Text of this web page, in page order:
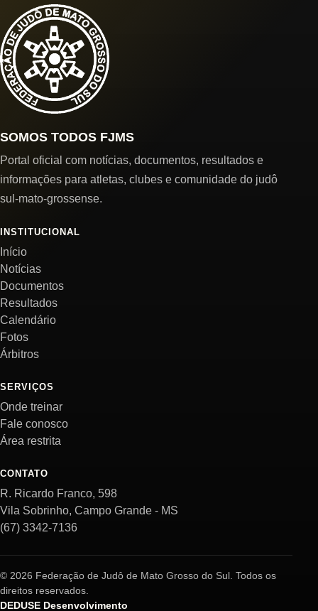
SOMOS TODOS FJMS
Portal oficial com notícias, documentos, resultados e
informações para atletas, clubes e comunidade do judô
sul-mato-grossense.
INSTITUCIONAL
Início
Notícias
Documentos
Resultados
Calendário
Fotos
Árbitros
SERVIÇOS
Onde treinar
Fale conosco
Área restrita
CONTATO
R. Ricardo Franco, 598
Vila Sobrinho, Campo Grande - MS
(67) 3342-7136
© 2026 Federação de Judô de Mato Grosso do Sul. Todos os
direitos reservados.
DEDUSE Desenvolvimento